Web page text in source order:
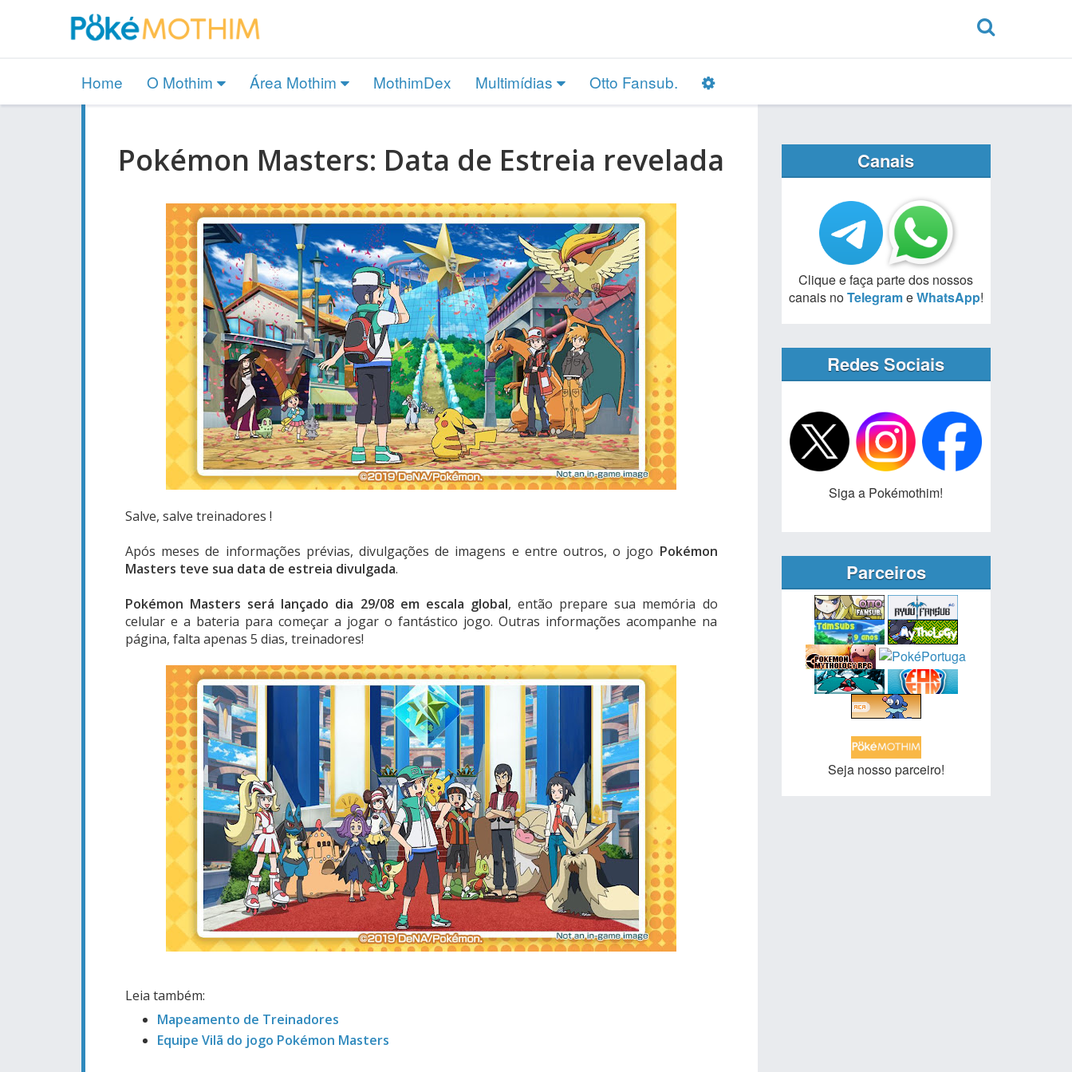
Home O Mothim Área Mothim MothimDex Multimídias Otto Fansub.
Pokémon Masters: Data de Estreia revelada
Salve, salve treinadores !
Após meses de informações prévias, divulgações de imagens e entre outros, o jogo Pokémon
Masters teve sua data de estreia divulgada.
Pokémon Masters será lançado dia 29/08 em escala global, então prepare sua memória do
celular e a bateria para começar a jogar o fantástico jogo. Outras informações acompanhe na
página, falta apenas 5 dias, treinadores!
Leia também:
Mapeamento de Treinadores
Equipe Vilã do jogo Pokémon Masters
Canais
Clique e faça parte dos nossos
canais noTelegrameWhatsApp!
Redes Sociais
Siga a Pokémothim!
Parceiros
Seja nosso parceiro!